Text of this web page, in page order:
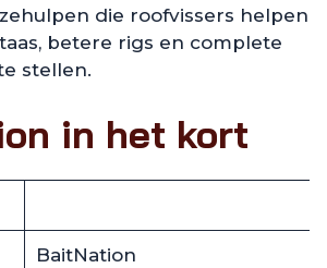
die roofvissers helpen
betere rigs en complete
stellen.
in het kort
BaitNation